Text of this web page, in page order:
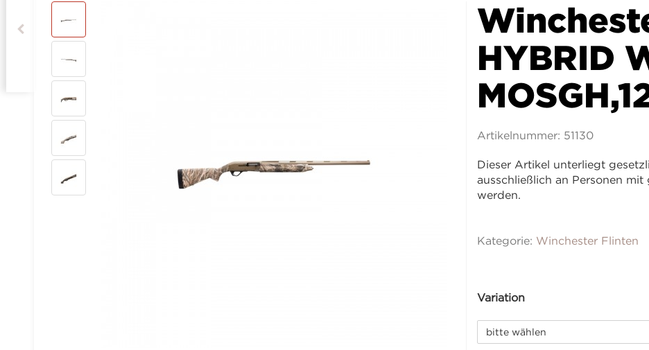
HYBRID
Artikelnummer: 51130
Dieser Artikel unterliegt
ausschließlich an Personen
werden.
Kategorie: Winchester Flinten
Variation
bitte wählen